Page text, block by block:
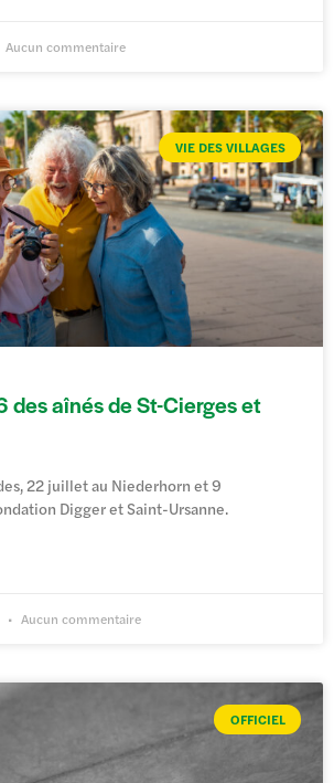
Aucun commentaire
VIE DES VILLAGES
des aînés de St-Cierges et
22 juillet au Niederhorn et 9
Digger et Saint-Ursanne.
Aucun commentaire
OFFICIEL